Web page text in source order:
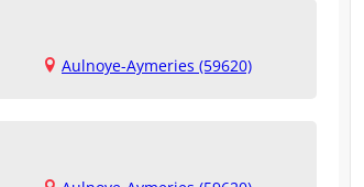
Aulnoye-Aymeries (59620)